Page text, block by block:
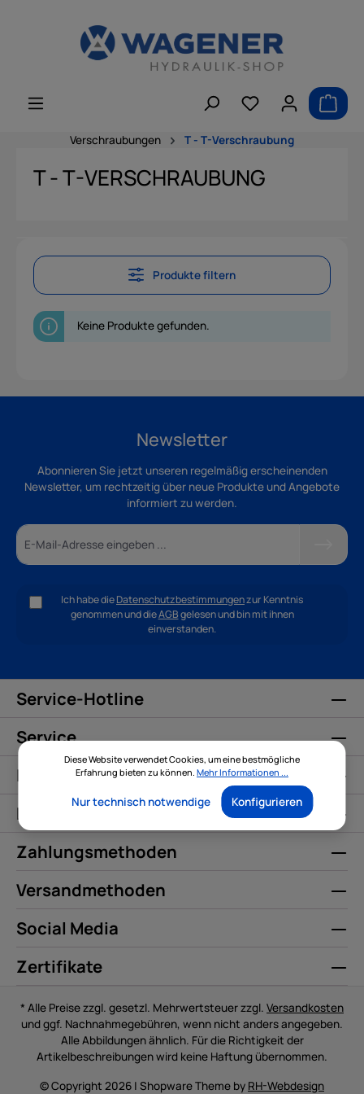
Verschraubungen T - T-Verschraubung
T - T-VERSCHRAUBUNG
Produkte filtern
Keine Produkte gefunden.
Newsletter
Abonnieren Sie jetzt unseren regelmäßig erscheinenden
Newsletter, um rechtzeitig über neue Produkte und Angebote
informiert zu werden.
Ich habe dieDatenschutzbestimmungenzur Kenntnis
genommen und dieAGBgelesen und bin mit ihnen
einverstanden.
Service-Hotline
Service
Informationen
Kontakt
Zahlungsmethoden
Versandmethoden
Social Media
Zertifikate
* Alle Preise zzgl. gesetzl. Mehrwertsteuer zzgl. Versandkosten
und ggf. Nachnahmegebühren, wenn nicht anders angegeben.
Alle Abbildungen ähnlich. Für die Richtigkeit der
Artikelbeschreibungen wird keine Haftung übernommen.
© Copyright 2026 | Shopware Theme by RH-Webdesign
Diese Website verwendet Cookies, um eine bestmögliche
Erfahrung bieten zu können. Mehr Informationen ...
Nur technisch notwendige Konfigurieren